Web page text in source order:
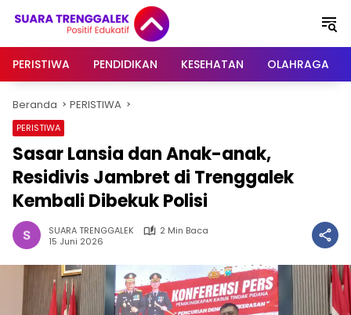
PERISTIWA
PENDIDIKAN KESEHATAN OLAHRAGA
Beranda PERISTIWA
PERISTIWA
Sasar Lansia dan Anak-anak,
Residivis Jambret di Trenggalek
Kembali Dibekuk Polisi
SUARA TRENGGALEK
2 Min Baca
15 Juni 2026